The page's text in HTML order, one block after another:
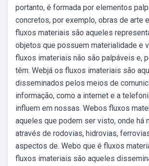
portanto, é formada por elementos
concretos, por exemplo, obras de arte
fluxos materiais são aqueles
objetos que possuem materialidade e
fluxos imateriais não são palpáveis e,
têm. Webjá os fluxos imateriais são
disseminados pelos meios de
informação, como a internet e a
influem em nossas. Webos fluxos
aqueles que podem ser visto, onde há
através de rodovias, hidrovias,
aspectos de. Webo que é fluxos
fluxos imateriais são aqueles